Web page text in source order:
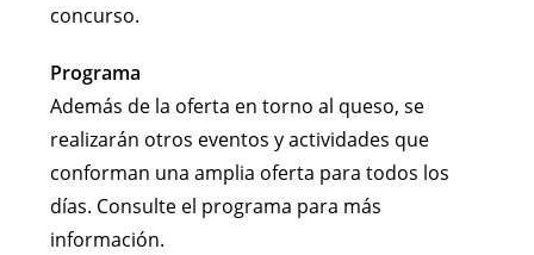
concurso.
Programa
Además de la oferta en torno al queso, se
realizarán otros eventos y actividades que
conforman una amplia oferta para todos los
días. Consulte el programa para más
información.